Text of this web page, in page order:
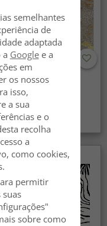
Wilton - Elena
dourado)
€ 59.99 €
semelhantes
de
adaptada
a Googlee a
em
os nossos
isso,
a sua
e o
recolha
a
como cookies,
permitir
sobre como